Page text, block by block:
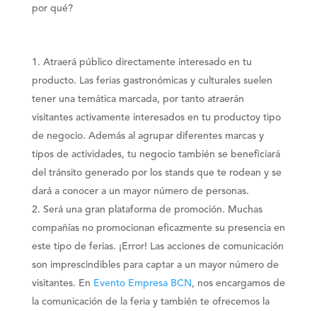
por qué?
Atraerá público directamente interesado en tu
producto. Las ferias gastronómicas y culturales suelen
tener una temática marcada, por tanto atraerán
visitantes activamente interesados en tu productoy tipo
de negocio. Además al agrupar diferentes marcas y
tipos de actividades, tu negocio también se beneficiará
del tránsito generado por los stands que te rodean y se
dará a conocer a un mayor número de personas.
Será una gran plataforma de promoción. Muchas
compañías no promocionan eficazmente su presencia en
este tipo de ferias. ¡Error! Las acciones de comunicación
son imprescindibles para captar a un mayor número de
visitantes. En Evento Empresa BCN , nos encargamos de
la comunicación de la feria y también te ofrecemos la